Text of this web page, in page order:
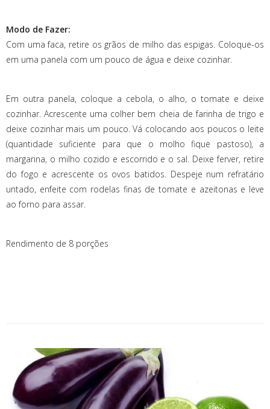
Modo de Fazer:
Com uma faca, retire os grãos de milho das espigas. Coloque-os
em uma panela com um pouco de água e deixe cozinhar.
Em outra panela, coloque a cebola, o alho, o tomate e deixe
cozinhar. Acrescente uma colher bem cheia de farinha de trigo e
deixe cozinhar mais um pouco. Vá colocando aos poucos o leite
(quantidade suficiente para que o molho fique pastoso), a
margarina, o milho cozido e escorrido e o sal. Deixe ferver, retire
do fogo e acrescente os ovos batidos. Despeje num refratário
untado, enfeite com rodelas finas de tomate e azeitonas e leve
ao forno para assar.
Rendimento de 8 porções